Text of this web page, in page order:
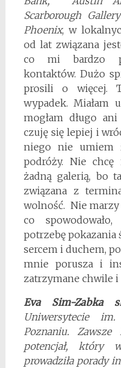
Scarborough
Phoenix, w
od lat związana
co mi bardzo
kontaktów. Dużo
prosili o więcej.
wypadek. Miałam
mogłam długo
czuję się lepiej i
niego nie umiem
podróży. Nie chcę
żadną galerią, bo
związana z
wolność. Nie marzy
co
potrzebę pokazania
sercem i duchem,
mnie porusza i
zatrzymane chwile i
Eva Sim-Zabka s
Uniwersytecie
Poznaniu. Zawsze
potencjał,
prowadziła porady